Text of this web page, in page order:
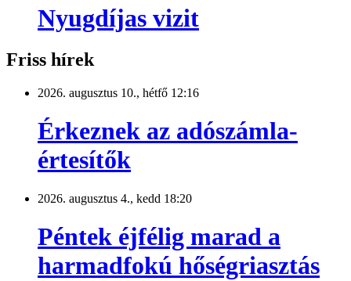
Nyugdíjas vizit
Friss hírek
2026. augusztus 10., hétfő 12:16
Érkeznek az adószámla-
értesítők
2026. augusztus 4., kedd 18:20
Péntek éjfélig marad a
harmadfokú hőségriasztás